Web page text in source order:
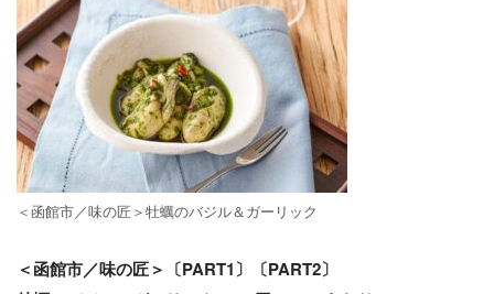
＜函館市／味の匠＞牡蠣のバジル＆ガーリック
＜函館市／味の匠＞〔PART1〕〔PART2〕